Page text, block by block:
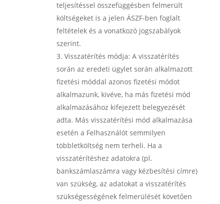
teljesítéssel összefüggésben felmerült
költségeket is a jelen ÁSZF-ben foglalt
feltételek és a vonatkozó jogszabályok
szerint.
Visszatérítés módja: A visszatérítés
során az eredeti ügylet során alkalmazott
fizetési móddal azonos fizetési módot
alkalmazunk, kivéve, ha más fizetési mód
alkalmazásához kifejezett belegyezését
adta. Más visszatérítési mód alkalmazása
esetén a Felhasználót semmilyen
többletköltség nem terheli. Ha a
visszatérítéshez adatokra (pl.
bankszámlaszámra vagy kézbesítési címre)
van szükség, az adatokat a visszatérítés
szükségességének felmerülését követően